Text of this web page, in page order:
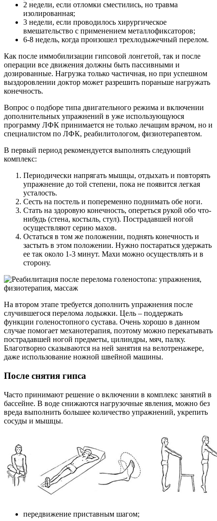
2 недели, если отломки сместились, но травма
изолированная;
3 недели, если проводилось хирургическое
вмешательство с применением металлофиксаторов;
6-8 недель, когда произошел трехлодыжечный перелом.
Как после иммобилизации гипсовой лонгетой, так и после
операции все движения должны быть пассивными и
дозированные. Нагрузка только частичная, но при успешном
выздоровлении доктор может разрешить пораньше нагружать
конечность.
Вопрос о подборе типа двигательного режима и включении
дополнительных упражнений в уже использующуюся
программу ЛФК принимается не только лечащим врачом, но и
специалистом по ЛФК, реабилитологом, физиотерапевтом.
В первый период рекомендуется выполнять следующий
комплекс:
Периодически напрягать мышцы, отдыхать и повторять
упражнение до той степени, пока не появится легкая
усталость.
Сесть на постель и попеременно поднимать обе ноги.
Стать на здоровую конечность, опереться рукой обо что-
нибудь (стена, костыль, стул). Пострадавшей ногой
осуществляют серию махов.
Остаться в том же положении, поднять конечность и
застыть в этом положении. Нужно постараться удержать
ее так около 1-3 минут. Махи можно осуществлять и в
сторону.
На втором этапе требуется дополнить упражнения после
случившегося перелома лодыжки. Цель – поддержать
функции голеностопного сустава. Очень хорошо в данном
случае помогает механотерапия, поэтому можно перекатывать
пострадавшей ногой предметы, цилиндры, мяч, палку.
Благотворно сказываются на ней занятия на велотренажере,
даже использование ножной швейной машины.
После снятия гипса
Часто принимают решение о включении в комплекс занятий в
бассейне. В воде снижаются нагрузочные явления, можно без
вреда выполнить большее количество упражнений, укрепить
сосуды и мышцы.
передвижение приставным шагом;